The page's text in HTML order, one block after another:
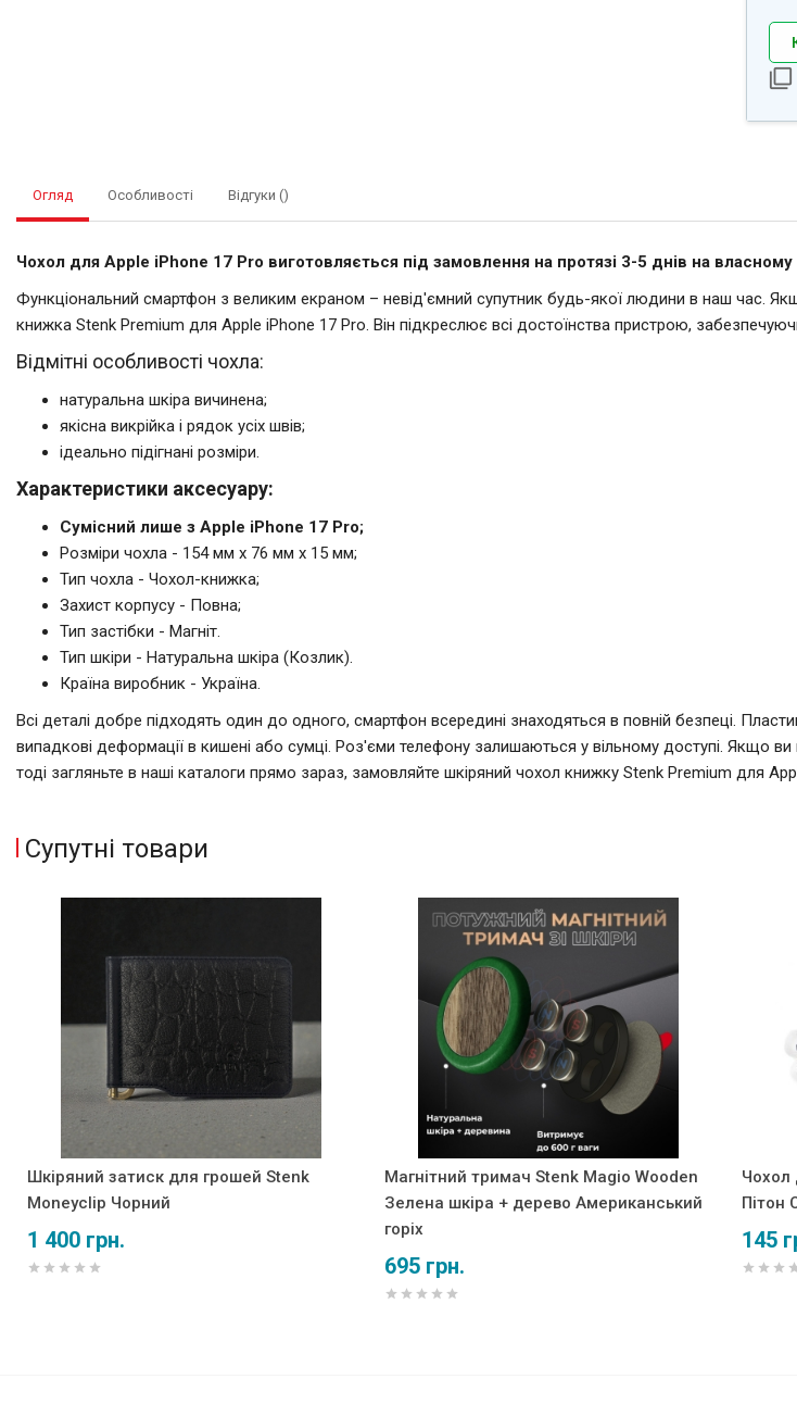
Огляд Особливості Відгуки ()
Чохол для Apple iPhone 17 Pro виготовляється під замовлення на протязі 3-5 днів на власному
Функціональний смартфон з великим екраном – невід'ємний супутник будь-якої людини в наш час.
книжка Stenk Premium для Apple iPhone 17 Pro. Він підкреслює всі достоїнства пристрою,
Відмітні особливості чохла:
натуральна шкіра вичинена;
якісна викрійка і рядок усіх швів;
ідеально підігнані розміри.
Характеристики аксесуару:
Сумісний лише з Apple iPhone 17 Pro;
Розміри чохла - 154 мм x 76 мм x 15 мм;
Тип чохла - Чохол-книжка;
Захист корпусу - Повна;
Тип застібки - Магніт.
Тип шкіри - Натуральна шкіра (Козлик).
Країна виробник - Україна.
Всі деталі добре підходять один до одного, смартфон всередині знаходяться в повній безпеці.
випадкові деформації в кишені або сумці. Роз'єми телефону залишаються у вільному доступі. Якщо
тоді загляньте в наші каталоги прямо зараз, замовляйте шкіряний чохол книжку Stenk Premium для
Супутні товари
Шкіряний затиск для грошей Stenk
Moneyclip Чорний
1 400 грн.
Магнітний тримач Stenk Magio Wooden
Зелена шкіра + дерево Американський
горіх
695 грн.
Чохол
Пітон
145